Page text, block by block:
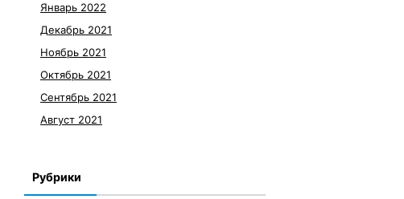
Январь 2022
Декабрь 2021
Ноябрь 2021
Октябрь 2021
Сентябрь 2021
Август 2021
Рубрики